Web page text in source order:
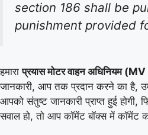
section 186 shall be
punishment provided
हमाराप्रयास मोटर वाहन अधिनियम
जानकारी, आप तक प्रदान करने का है,
आपको संतुष्ट जानकारी प्राप्त हुई
सवाल हो, तो आप कॉमेंट बॉक्स में